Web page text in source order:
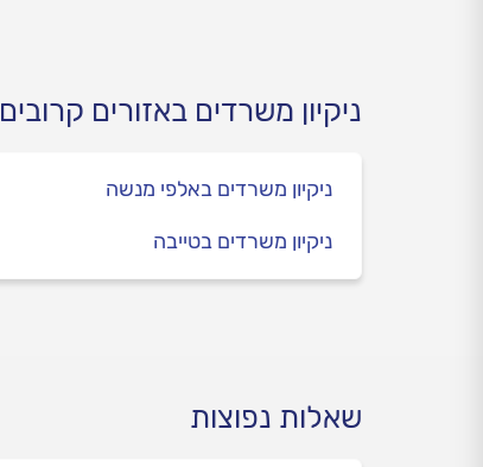
ניקיון משרדים באזורים קרובים
ניקיון משרדים באלפי מנשה
ניקיון משרדים בטייבה
שאלות נפוצות